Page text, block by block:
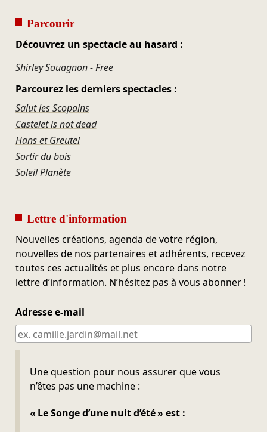
Parcourir
Découvrez un spectacle au hasard :
Shirley Souagnon - Free
Parcourez les derniers spectacles :
Salut les Scopains
Castelet is not dead
Hans et Greutel
Sortir du bois
Soleil Planète
Lettre d'information
Nouvelles créations, agenda de votre région,
nouvelles de nos partenaires et adhérents, recevez
toutes ces actualités et plus encore dans notre
lettre d’information. N’hésitez pas à vous abonner !
Adresse e-mail
Une question pour nous assurer que vous
n’êtes pas une machine :
« Le Songe d’une nuit d’été » est :
Ne pas remplir